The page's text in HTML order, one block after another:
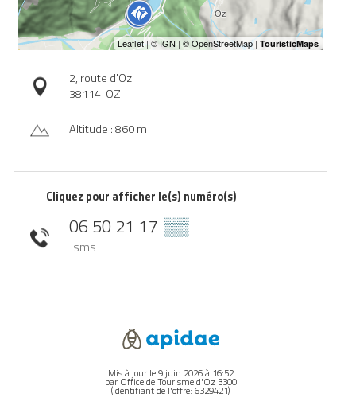
2, route d'Oz
38114 OZ
Altitude : 860 m
Cliquez pour afficher le(s) numéro(s)
06 50 21 17 ▒▒
sms
Mis à jour le 9 juin 2026 à 16:52
par Office de Tourisme d'Oz 3300
(Identifiant de l'offre: 6329421)